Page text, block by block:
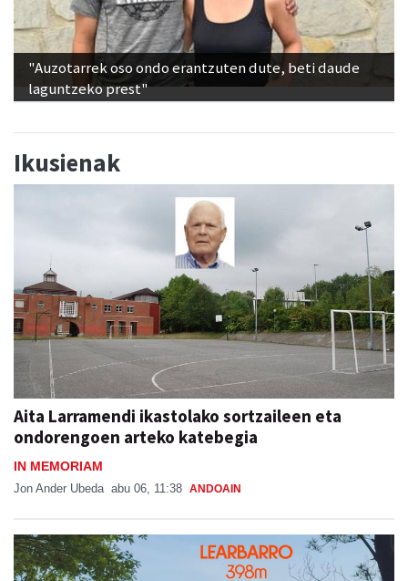
"Auzotarrek oso ondo erantzuten dute, beti daude
laguntzeko prest"
Ikusienak
Aita Larramendi ikastolako sortzaileen eta
ondorengoen arteko katebegia
IN MEMORIAM
Jon Ander Ubeda abu 06, 11:38 ANDOAIN